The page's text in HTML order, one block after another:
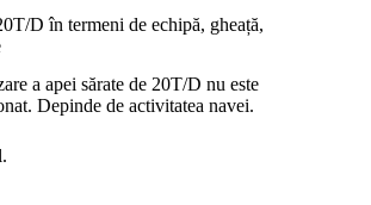
D în termeni de echipă, gheață,
a apei sărate de 20T/D nu este
Depinde de activitatea navei.